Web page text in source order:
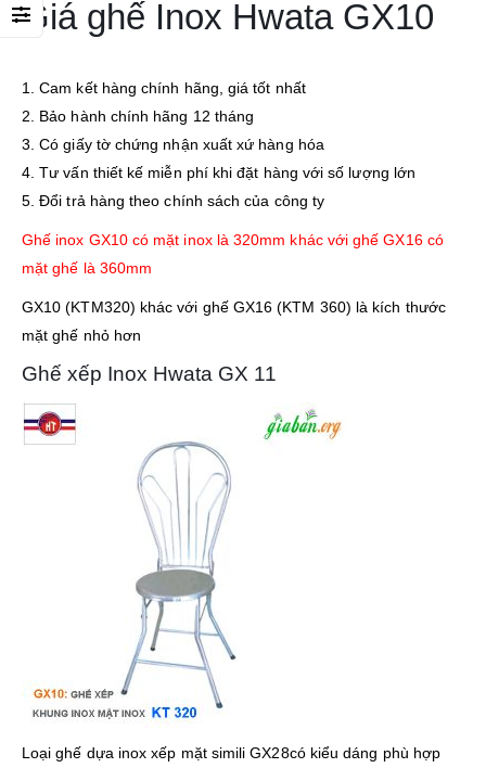
Giá ghế Inox Hwata GX10
1. Cam kết hàng chính hãng, giá tốt nhất
2. Bảo hành chính hãng 12 tháng
3. Có giấy tờ chứng nhận xuất xứ hàng hóa
4. Tư vấn thiết kế miễn phí khi đặt hàng với số lượng lớn
5. Đổi trả hàng theo chính sách của công ty
Ghế inox GX10 có mặt inox là 320mm khác với ghế GX16 có
mặt ghế là 360mm
GX10 (KTM320) khác với ghế GX16 (KTM 360) là kích thước
mặt ghế nhỏ hơn
Ghế xếp Inox Hwata GX 11
Loại ghế dựa inox xếp mặt simili GX28có kiểu dáng phù hợp